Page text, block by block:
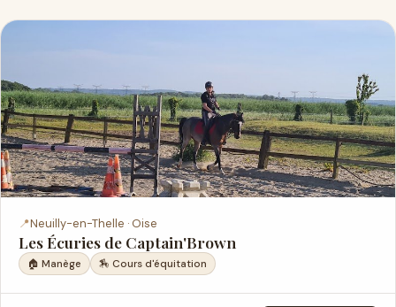
📍Neuilly-en-Thelle · Oise
Les Écuries de Captain'Brown
🏠 Manège 🏇 Cours d'équitation